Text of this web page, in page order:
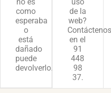
como
esperaba
o
está
dañado
puede
devolverlo.
de la
web?
Contáctenos
en el
91
448
98
37.